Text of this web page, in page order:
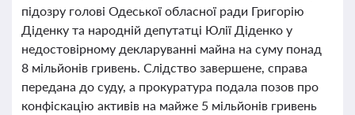
підозру голові Одеської обласної ради Григорію
Діденку та народній депутатці Юлії Діденко у
недостовірному декларуванні майна на суму понад
8 мільйонів гривень. Слідство завершене, справа
передана до суду, а прокуратура подала позов про
конфіскацію активів на майже 5 мільйонів гривень